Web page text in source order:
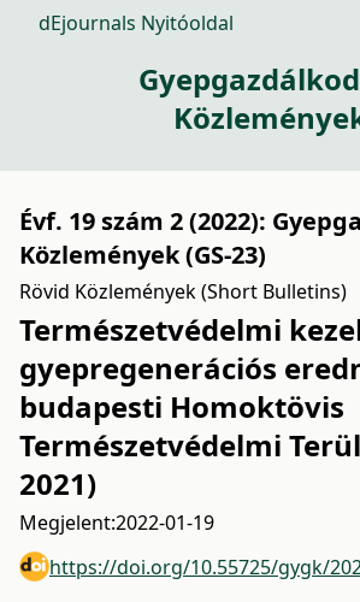
dEjournals Nyitóoldal
Évf. 19 szám 2 (2022):
Közlemények (GS-23)
Rövid Közlemények (Short Bulletins)
Természetvédelmi
gyepregenerációs
budapesti Homoktövis
Természetvédelmi
2021)
Megjelent:2022-01-19
https://doi.org/10.55725/gygk/